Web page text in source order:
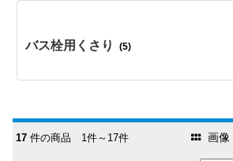
バス栓用くさり (5)
17 件の商品 1件～17件 画像